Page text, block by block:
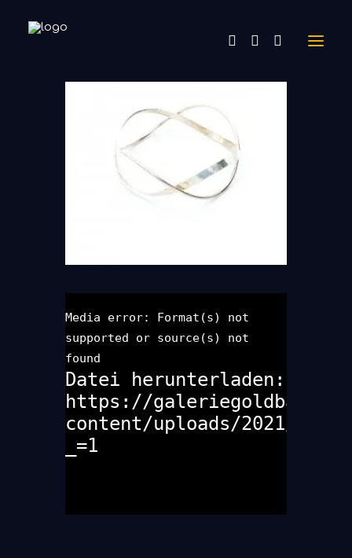
Media error: Format(s) not
supported or source(s) not
found
Datei herunterladen:
https://
content/uploads/2021/05/
_=1